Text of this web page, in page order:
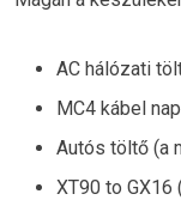
AC hálózati
MC4 kábel
Autós töltő (a
XT90 to